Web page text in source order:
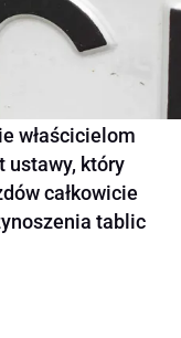
właścicielom
ustawy, który
całkowicie
tablic